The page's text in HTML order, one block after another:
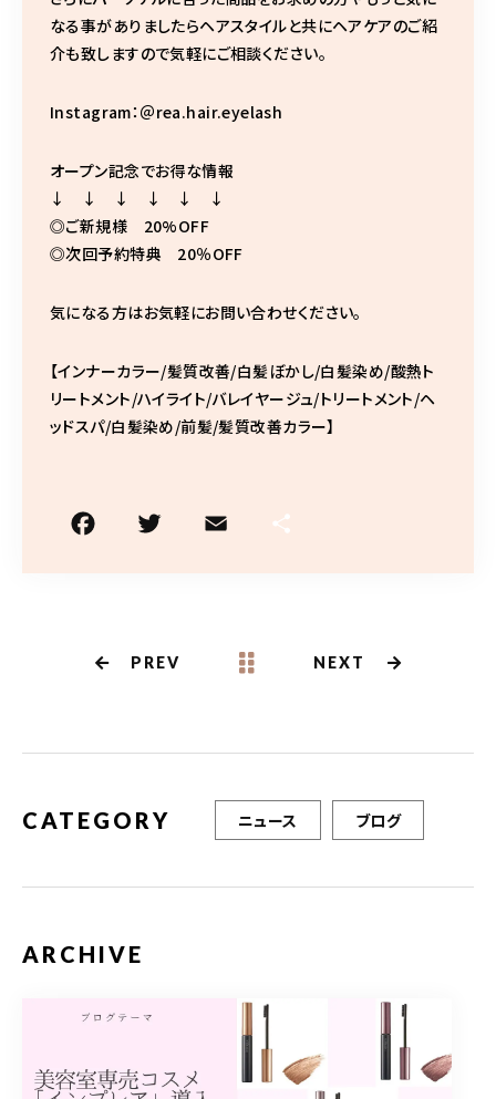
なる事がありましたらヘアスタイルと共にヘアケアのご紹
介も致しますので気軽にご相談ください。
Instagram：＠rea.hair.eyelash
オープン記念でお得な情報
↓ ↓ ↓ ↓ ↓ ↓
◎ご新規様 20%OFF
◎次回予約特典 20％OFF
気になる方はお気軽にお問い合わせください。
【インナーカラー/髪質改善/白髪ぼかし/白髪染め/酸熱ト
リートメント/ハイライト/バレイヤージュ/トリートメント/ヘ
ッドスパ/白髪染め/前髪/髪質改善カラー】
b r
PREV NEXT
CATEGORY ニュース ブログ
ARCHIVE